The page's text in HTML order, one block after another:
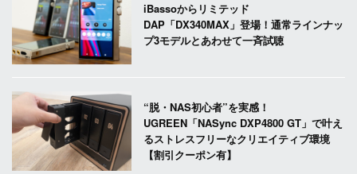
iBassoからリミテッド
DAP「DX340MAX」登場！通常ラインナッ
プ3モデルとあわせて一斉試聴
“脱・NAS初心者”を実感！
UGREEN「NASync DXP4800 GT」で叶え
るストレスフリーなクリエイティブ環境
【割引クーポン有】